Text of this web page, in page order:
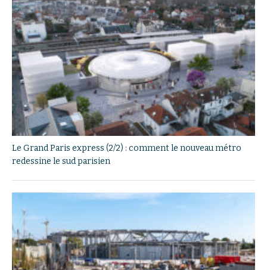
Le Grand Paris express (2/2) : comment le nouveau métro
redessine le sud parisien